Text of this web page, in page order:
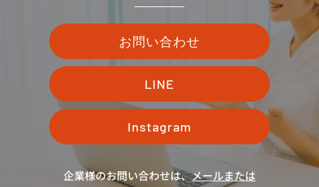
お問い合わせ
LINE
Instagram
企業様のお問い合わせは、メールまたは